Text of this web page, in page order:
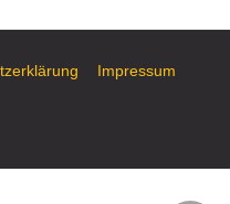
Impressum